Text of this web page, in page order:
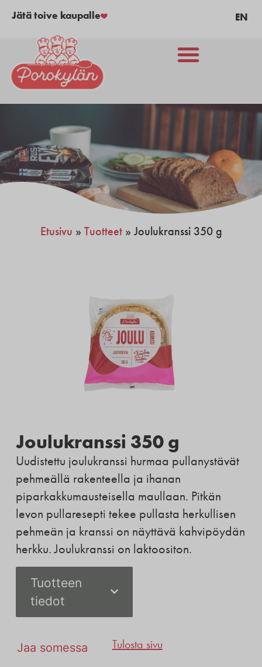
Jätä toive kaupalle EN
Etusivu » Tuotteet» Joulukranssi 350 g
Joulukranssi 350 g
Uudistettu joulukranssi hurmaa pullanystävät
pehmeällä rakenteella ja ihanan
piparkakkumausteisella maullaan. Pitkän
levon pullaresepti tekee pullasta herkullisen
pehmeän ja kranssi on näyttävä kahvipöydän
herkku. Joulukranssi on laktoositon.
Tuotteen
tiedot
Jaa somessa Tulosta sivu